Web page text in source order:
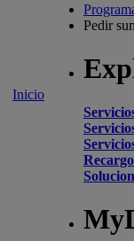
Inicio
Pedir